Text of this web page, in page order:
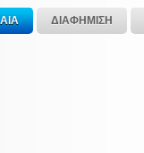
ΔΙΑΦΗΜΙΣΗ